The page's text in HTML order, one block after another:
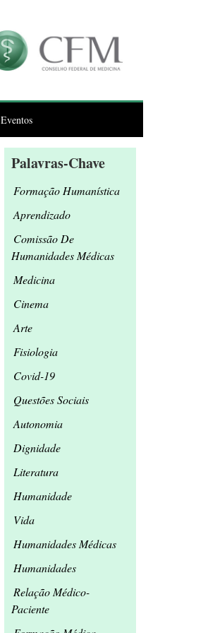
Eventos
Palavras-Chave
Formação Humanística
Aprendizado
Comissão De
Humanidades Médicas
Medicina
Cinema
Arte
Fisiologia
Covid-19
Questões Sociais
Autonomia
Dignidade
Literatura
Humanidade
Vida
Humanidades Médicas
Humanidades
Relação Médico-
Paciente